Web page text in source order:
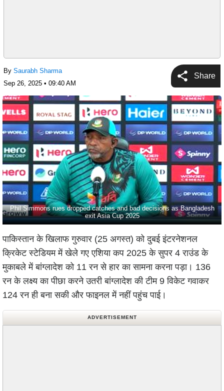
By Saurabh Sharma
Sep 26, 2025 • 09:40 AM
Share
Phil Simmons rues dropped catches and bad decisions as Bangladesh
exit Asia Cup 2025
पाकिस्तान के खिलाफ गुरुवार (25 अगस्त) को दुबई इंटरनेशनल
क्रिकेट स्टेडियम में खेले गए एशिया कप 2025 के सुपर 4 राउंड के
मुकाबले में बांग्लादेश को 11 रन से हार का सामना करना पड़ा। 136
रन के लक्ष्य का पीछा करने उतरी बांग्लादेश की टीम 9 विकेट गवाकर
124 रन ही बना सकी और फाइनल में नहीं पहुंच पाई।
ADVERTISEMENT